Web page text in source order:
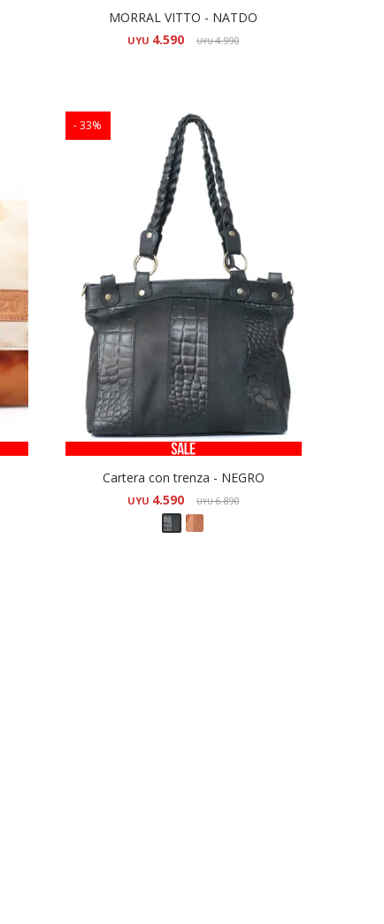
MORRAL VITTO - NATDO
UYU 4.590 UYU4.990
33
Cartera con trenza - NEGRO
UYU 4.590 UYU6.890